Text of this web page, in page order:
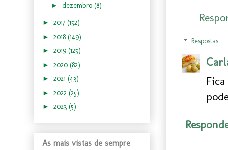
Respostas
► dezembro (8)
► 2017 (152)
► 2018 (149)
► 2019 (125)
► 2020 (82)
► 2021 (43)
► 2022 (25)
► 2023 (5)
As mais vistas de sempre